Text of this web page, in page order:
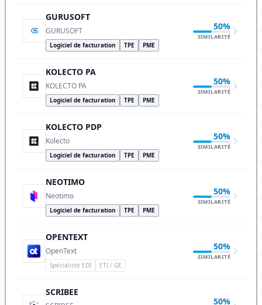
GURUSOFT
GURUSOFT
Logiciel de facturation TPE PME
50%
SIMILARITÉ
KOLECTO PA
KOLECTO PA
Logiciel de facturation TPE PME
50%
SIMILARITÉ
KOLECTO PDP
Kolecto
Logiciel de facturation TPE PME
50%
SIMILARITÉ
NEOTIMO
Neotimo
Logiciel de facturation TPE PME
50%
SIMILARITÉ
OPENTEXT
OpenText
Spécialiste EDI ETI / GE
50%
SIMILARITÉ
SCRIBEE
50%